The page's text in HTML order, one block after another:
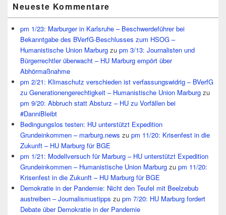
Neueste Kommentare
pm 1/23: Marburger in Karlsruhe – Beschwerdeführer bei
Bekanntgabe des BVerfG-Beschlusses zum HSOG –
Humanistische Union Marburg zu pm 3/13: Journalisten und
Bürgerrechtler überwacht – HU Marburg empört über
Abhörmaßnahme
pm 2/21: Klimaschutz verschieden ist verfassungswidrig – BVerfG
zu Generationengerechtigkeit – Humanistische Union Marburg zu
pm 9/20: Abbruch statt Absturz – HU zu Vorfällen bei
#DanniBleibt
Bedingungslos testen: HU unterstützt Expedition
Grundeinkommen – marburg.news zu pm 11/20: Krisenfest in die
Zukunft – HU Marburg für BGE
pm 1/21: Modellversuch für Marburg – HU unterstützt Expedition
Grundeinkommen – Humanistische Union Marburg zu pm 11/20:
Krisenfest in die Zukunft – HU Marburg für BGE
Demokratie in der Pandemie: Nicht den Teufel mit Beelzebub
austreiben – Journalismustipps zu pm 7/20: HU Marburg fordert
Debate über Demokratie in der Pandemie